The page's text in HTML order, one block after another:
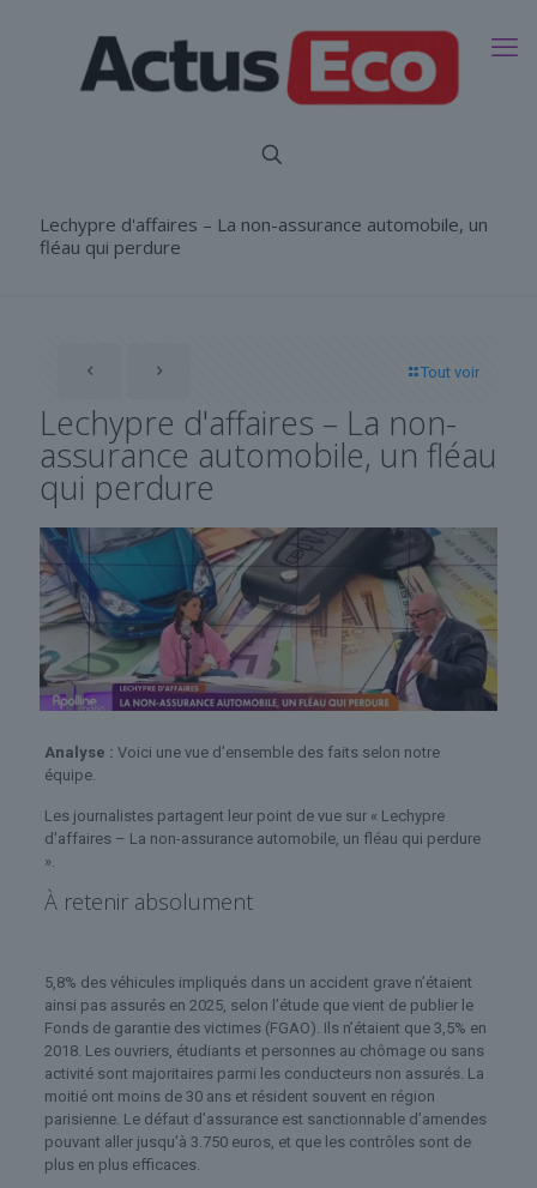
Lechypre d'affaires – La non-assurance automobile, un
fléau qui perdure
Tout voir
Lechypre d'affaires – La non-
assurance automobile, un fléau
qui perdure
Analyse : Voici une vue d’ensemble des faits selon notre
équipe.
Les journalistes partagent leur point de vue sur « Lechypre
d'affaires – La non-assurance automobile, un fléau qui perdure
».
À retenir absolument
5,8% des véhicules impliqués dans un accident grave n’étaient
ainsi pas assurés en 2025, selon l’étude que vient de publier le
Fonds de garantie des victimes (FGAO). Ils n’étaient que 3,5% en
2018. Les ouvriers, étudiants et personnes au chômage ou sans
activité sont majoritaires parmi les conducteurs non assurés. La
moitié ont moins de 30 ans et résident souvent en région
parisienne. Le défaut d’assurance est sanctionnable d’amendes
pouvant aller jusqu’à 3.750 euros, et que les contrôles sont de
plus en plus efficaces.